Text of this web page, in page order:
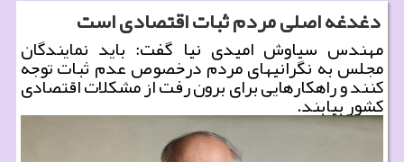
دغدغه اصلی مردم ثبات اقتصادی است
مهندس سیاوش امیدی نیا گفت: باید نمایندگان
مجلس به نگرانیهای مردم درخصوص عدم ثبات توجه
كنند و راهكار‌هایی برای برون رفت از مشكلات اقتصادی
كشور بیابند.